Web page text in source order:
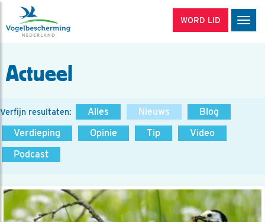
WORD LID
Actueel
Verfijn resultaten: Alles Nieuws
Blog
Verdieping
Opinie Tip
Video
Podcast